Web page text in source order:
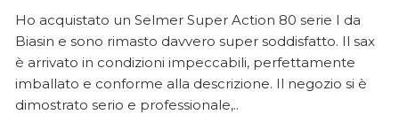
Ho acquistato un Selmer Super Action 80 serie I da
Biasin e sono rimasto davvero super soddisfatto. Il sax
è arrivato in condizioni impeccabili, perfettamente
imballato e conforme alla descrizione. Il negozio si è
dimostrato serio e professionale,..